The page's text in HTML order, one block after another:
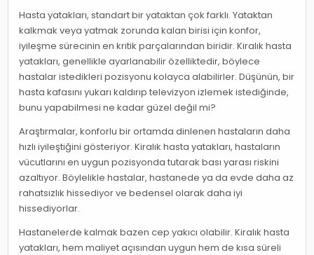
Hasta yatakları, standart bir yataktan çok farklı. Yataktan
kalkmak veya yatmak zorunda kalan birisi için konfor,
iyileşme sürecinin en kritik parçalarından biridir. Kiralık hasta
yatakları, genellikle ayarlanabilir özelliktedir, böylece
hastalar istedikleri pozisyonu kolayca alabilirler. Düşünün, bir
hasta kafasını yukarı kaldırıp televizyon izlemek istediğinde,
bunu yapabilmesi ne kadar güzel değil mi?
Araştırmalar, konforlu bir ortamda dinlenen hastaların daha
hızlı iyileştiğini gösteriyor. Kiralık hasta yatakları, hastaların
vücutlarını en uygun pozisyonda tutarak bası yarası riskini
azaltıyor. Böylelikle hastalar, hastanede ya da evde daha az
rahatsızlık hissediyor ve bedensel olarak daha iyi
hissediyorlar.
Hastanelerde kalmak bazen cep yakıcı olabilir. Kiralık hasta
yatakları, hem maliyet açısından uygun hem de kısa süreli